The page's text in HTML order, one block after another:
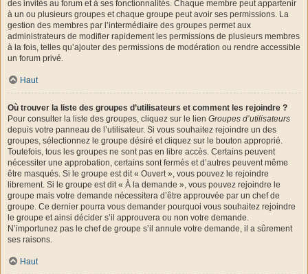
des invités au forum et à ses fonctionnalités. Chaque membre peut appartenir
à un ou plusieurs groupes et chaque groupe peut avoir ses permissions. La
gestion des membres par l’intermédiaire des groupes permet aux
administrateurs de modifier rapidement les permissions de plusieurs membres
à la fois, telles qu’ajouter des permissions de modération ou rendre accessible
un forum privé.
Haut
Où trouver la liste des groupes d’utilisateurs et comment les rejoindre ?
Pour consulter la liste des groupes, cliquez sur le lien Groupes d’utilisateurs
depuis votre panneau de l’utilisateur. Si vous souhaitez rejoindre un des
groupes, sélectionnez le groupe désiré et cliquez sur le bouton approprié.
Toutefois, tous les groupes ne sont pas en libre accès. Certains peuvent
nécessiter une approbation, certains sont fermés et d’autres peuvent même
être masqués. Si le groupe est dit « Ouvert », vous pouvez le rejoindre
librement. Si le groupe est dit « À la demande », vous pouvez rejoindre le
groupe mais votre demande nécessitera d’être approuvée par un chef de
groupe. Ce dernier pourra vous demander pourquoi vous souhaitez rejoindre
le groupe et ainsi décider s’il approuvera ou non votre demande.
N’importunez pas le chef de groupe s’il annule votre demande, il a sûrement
ses raisons.
Haut